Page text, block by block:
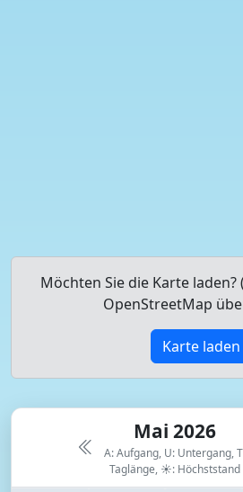
Möchten Sie die Karte
OpenStreetMap
Karte laden
Mai 2026
A: Aufgang, U: Untergang,
Taglänge, ☀: Höchststand